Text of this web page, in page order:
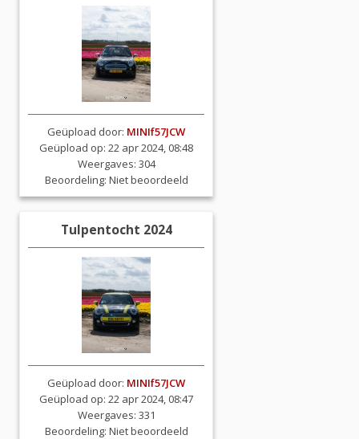
Geüpload door: MINIf57JCW
Geüpload op: 22 apr 2024, 08:48
Weergaves: 304
Beoordeling: Niet beoordeeld
Tulpentocht 2024
Geüpload door: MINIf57JCW
Geüpload op: 22 apr 2024, 08:47
Weergaves: 331
Beoordeling: Niet beoordeeld